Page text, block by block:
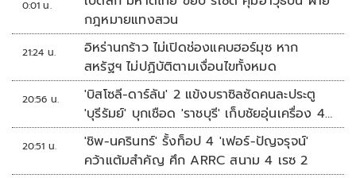
0:01 น.
กฎหมายแทงสวน
21:24 น.
อิหร่านกร้าว ไม่เปิดช่องแคบฮอร์มุซ หาก
สหรัฐฯ ไม่ปฏิบัติตามเงื่อนไขทั้งหมด
20:56 น.
'บิสโซลี-ดาร์ลัน' 2 แข้งบราซิลซัดคนละประตู
'บุรีรัมย์' บุกเชือด 'ราชบุรี' เก็บชัยอุ่นเครื่อง 4
นัดรวด
20:51 น.
'ชิพ-นครินทร์' รั้งท็อป 4 'เฟอร์-ปัญจรุจน์'
คว้าแต้มสำคัญ ศึก ARRC สนาม 4 เรซ 2